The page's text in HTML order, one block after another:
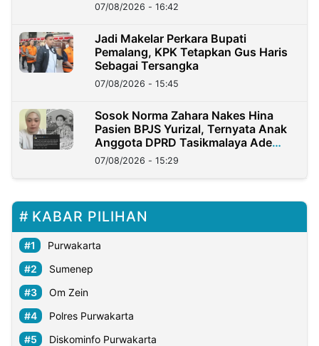
07/08/2026 - 16:42
Jadi Makelar Perkara Bupati
Pemalang, KPK Tetapkan Gus Haris
Sebagai Tersangka
07/08/2026 - 15:45
Sosok Norma Zahara Nakes Hina
Pasien BPJS Yurizal, Ternyata Anak
Anggota DPRD Tasikmalaya Ade
Lukman
07/08/2026 - 15:29
KABAR PILIHAN
Purwakarta
Sumenep
Om Zein
Polres Purwakarta
Diskominfo Purwakarta